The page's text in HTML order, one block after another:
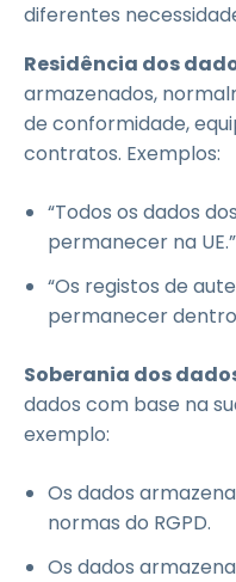
diferentes
Residência dos
armazenados,
de conformidade,
contratos. Exemplos:
“Todos os dados
permanecer na UE.”
“Os registos de
permanecer
Soberania dos
dados com base na
exemplo:
Os dados
normas do RGPD.
Os dados